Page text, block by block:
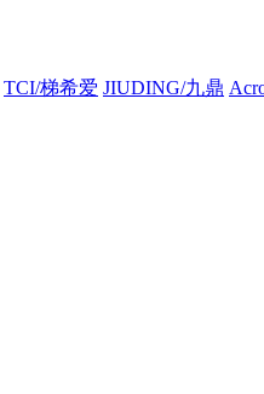
TCI/梯希爱 JIUDING/九鼎